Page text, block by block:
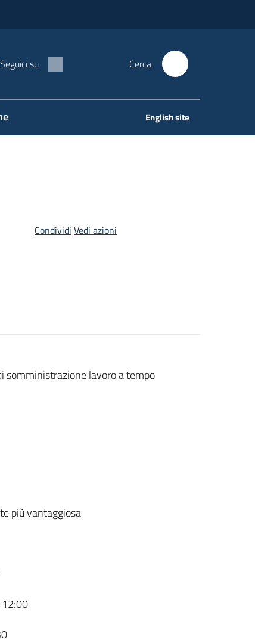
Seguici su Cerca
English site
Condividi Vedi azioni
somministrazione lavoro a tempo
più vantaggiosa